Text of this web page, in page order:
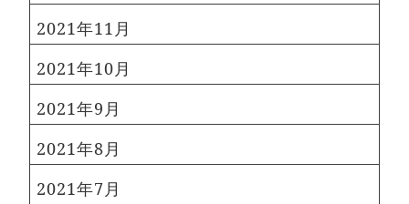
2021年11月
2021年10月
2021年9月
2021年8月
2021年7月